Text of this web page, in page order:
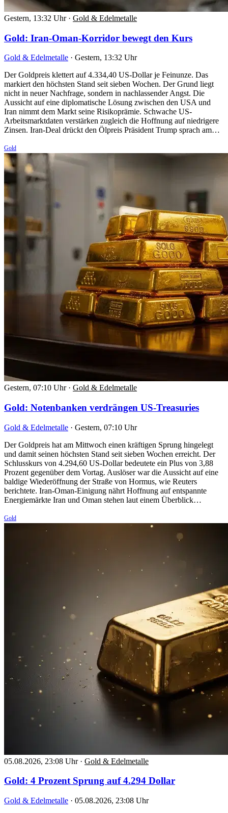
Gestern, 13:32 Uhr · Gold & Edelmetalle
Gold: Iran-Oman-Korridor bewegt den Kurs
Gold & Edelmetalle · Gestern, 13:32 Uhr
Der Goldpreis klettert auf 4.334,40 US-Dollar je Feinunze. Das
markiert den höchsten Stand seit sieben Wochen. Der Grund liegt
nicht in neuer Nachfrage, sondern in nachlassender Angst. Die
Aussicht auf eine diplomatische Lösung zwischen den USA und
Iran nimmt dem Markt seine Risikoprämie. Schwache US-
Arbeitsmarktdaten verstärken zugleich die Hoffnung auf niedrigere
Zinsen. Iran-Deal drückt den Ölpreis Präsident Trump sprach am…
Gold
Gestern, 07:10 Uhr · Gold & Edelmetalle
Gold: Notenbanken verdrängen US-Treasuries
Gold & Edelmetalle · Gestern, 07:10 Uhr
Der Goldpreis hat am Mittwoch einen kräftigen Sprung hingelegt
und damit seinen höchsten Stand seit sieben Wochen erreicht. Der
Schlusskurs von 4.294,60 US-Dollar bedeutete ein Plus von 3,88
Prozent gegenüber dem Vortag. Auslöser war die Aussicht auf eine
baldige Wiederöffnung der Straße von Hormus, wie Reuters
berichtete. Iran-Oman-Einigung nährt Hoffnung auf entspannte
Energiemärkte Iran und Oman stehen laut einem Überblick…
Gold
05.08.2026, 23:08 Uhr · Gold & Edelmetalle
Gold: 4 Prozent Sprung auf 4.294 Dollar
Gold & Edelmetalle · 05.08.2026, 23:08 Uhr